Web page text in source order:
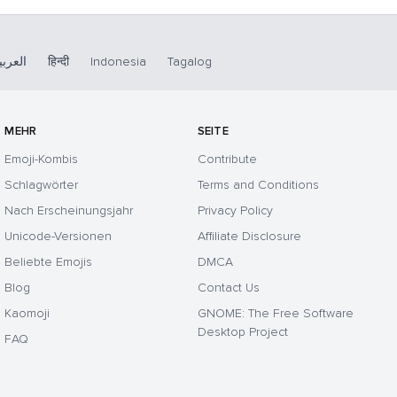
हिन्दी Indonesia Tagalog
MEHR
Emoji-Kombis
Schlagwörter
Nach Erscheinungsjahr
Unicode-Versionen
Beliebte Emojis
Blog
Kaomoji
FAQ
SEITE
Contribute
Terms and Conditions
Privacy Policy
Affiliate Disclosure
DMCA
Contact Us
GNOME: The Free Software
Desktop Project